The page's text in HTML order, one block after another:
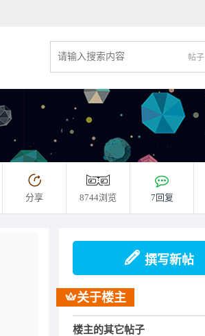
帖子
分享 8744浏览 7回复
撰写新帖
关于楼主
楼主的其它帖子